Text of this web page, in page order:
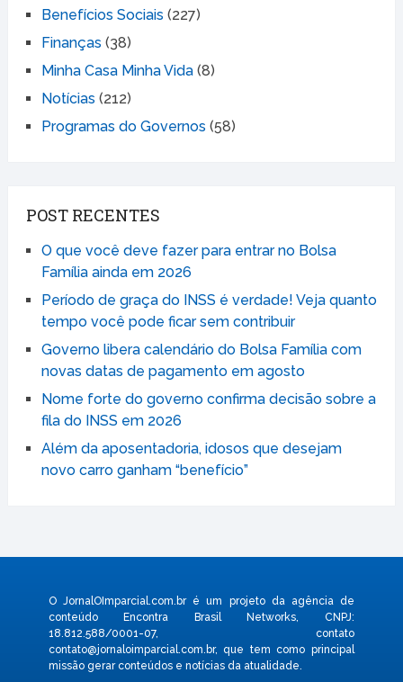
Benefícios Sociais (227)
Finanças (38)
Minha Casa Minha Vida(8)
Notícias (212)
Programas do Governos (58)
POST RECENTES
O que você deve fazer para entrar no Bolsa
Família ainda em 2026
Período de graça do INSS é verdade! Veja quanto
tempo você pode ficar sem contribuir
Governo libera calendário do Bolsa Família com
novas datas de pagamento em agosto
Nome forte do governo confirma decisão sobre a
fila do INSS em 2026
Além da aposentadoria, idosos que desejam
novo carro ganham “benefício”
O JornalOImparcial.com.br é um projeto da agência de
conteúdo Encontra Brasil Networks, CNPJ:
18.812.588/0001-07, contato
contato@jornaloimparcial.com.br, que tem como principal
missão gerar conteúdos e notícias da atualidade.